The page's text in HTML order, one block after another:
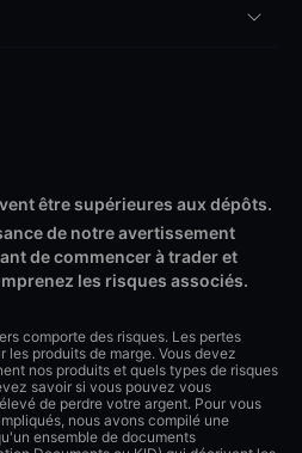
être supérieures aux dépôts.
de notre avertissement
de commencer à trader et
les risques associés.
comporte des risques. Les pertes
les produits de marge. Vous devez
nos produits et quels types de risques
savoir si vous pouvez vous
de perdre votre argent. Pour vous
nous avons compilé une
ensemble de documents